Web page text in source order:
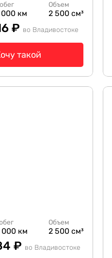
000 км
Объем
2 500 см³
₽ во Владивостоке
такой
000 км
Объем
2 500 см³
₽ во Владивостоке